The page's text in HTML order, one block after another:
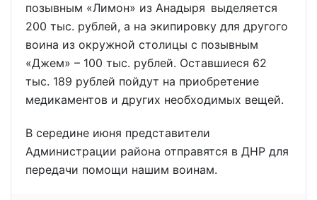
позывным «Лимон» из Анадыря выделяется
200 тыс. рублей, а на экипировку для другого
воина из окружной столицы с позывным
«Джем» – 100 тыс. рублей. Оставшиеся 62
тыс. 189 рублей пойдут на приобретение
медикаментов и других необходимых вещей.
В середине июня представители
Администрации района отправятся в ДНР для
передачи помощи нашим воинам.